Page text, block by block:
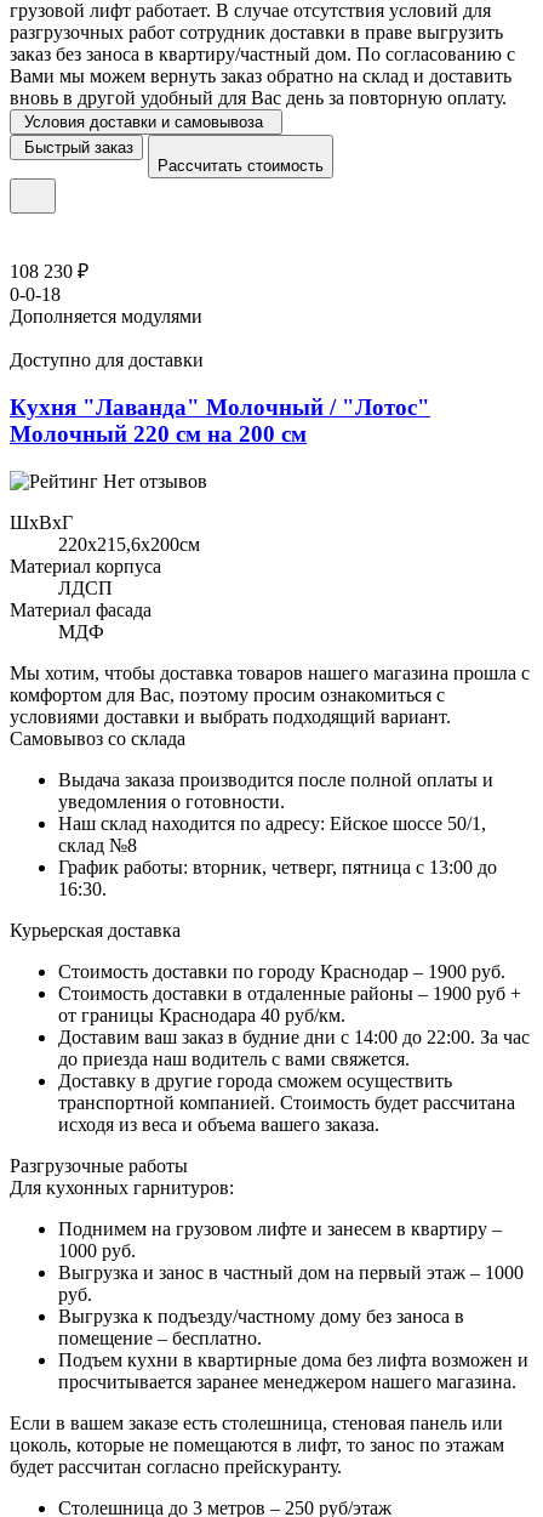
грузовой лифт работает. В случае отсутствия условий для
разгрузочных работ сотрудник доставки в праве выгрузить
заказ без заноса в квартиру/частный дом. По согласованию с
Вами мы можем вернуть заказ обратно на склад и доставить
вновь в другой удобный для Вас день за повторную оплату.
Условия доставки и самовывоза
Быстрый заказ
Рассчитать стоимость
108 230 ₽
0-0-18
Дополняется модулями
Доступно для доставки
Кухня "Лаванда" Молочный / "Лотос"
Молочный 220 см на 200 см
Нет отзывов
ШхВхГ
220x215,6х200см
Материал корпуса
ЛДСП
Материал фасада
МДФ
Мы хотим, чтобы доставка товаров нашего магазина прошла с
комфортом для Вас, поэтому просим ознакомиться с
условиями доставки и выбрать подходящий вариант.
Самовывоз со склада
Выдача заказа производится после полной оплаты и
уведомления о готовности.
Наш склад находится по адресу: Ейское шоссе 50/1,
склад №8
График работы: вторник, четверг, пятница с 13:00 до
16:30.
Курьерская доставка
Стоимость доставки по городу Краснодар – 1900 руб.
Стоимость доставки в отдаленные районы – 1900 руб +
от границы Краснодара 40 руб/км.
Доставим ваш заказ в будние дни с 14:00 до 22:00. За час
до приезда наш водитель с вами свяжется.
Доставку в другие города сможем осуществить
транспортной компанией. Стоимость будет рассчитана
исходя из веса и объема вашего заказа.
Разгрузочные работы
Для кухонных гарнитуров:
Поднимем на грузовом лифте и занесем в квартиру –
1000 руб.
Выгрузка и занос в частный дом на первый этаж – 1000
руб.
Выгрузка к подъезду/частному дому без заноса в
помещение – бесплатно.
Подъем кухни в квартирные дома без лифта возможен и
просчитывается заранее менеджером нашего магазина.
Если в вашем заказе есть столешница, стеновая панель или
цоколь, которые не помещаются в лифт, то занос по этажам
будет рассчитан согласно прейскуранту.
Столешница до 3 метров – 250 руб/этаж